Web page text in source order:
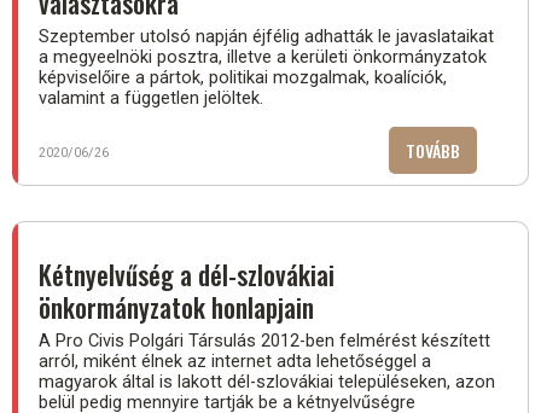
MAGYAROK
KÖRÉBEN")
Szeptember utolsó napján éjfélig adhatták le javaslataikat
a megyeelnöki posztra, illetve a kerületi önkormányzatok
képviselőire a pártok, politikai mozgalmak, koalíciók,
valamint a független jelöltek.
2020/06/26 TOVÁBB
ELNÖK-
2
MEGYEI
Kétnyelvűség a dél-szlovákiai
önkormányzatok honlapjain
A Pro Civis Polgári Társulás 2012-ben felmérést készített
arról, miként élnek az internet adta lehetőséggel a
magyarok által is lakott dél-szlovákiai településeken, azon
belül pedig mennyire tartják be a kétnyelvűségre